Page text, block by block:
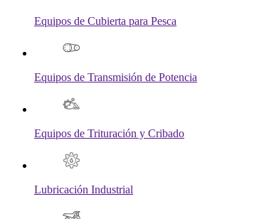
Equipos de Cubierta para Pesca
Equipos de Transmisión de Potencia
Equipos de Trituración y Cribado
Lubricación Industrial